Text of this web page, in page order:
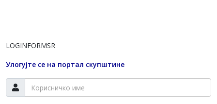
LOGINFORMSR
Улогујте се на портал скупштине